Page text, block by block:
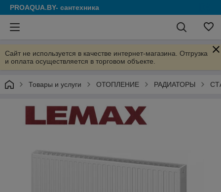
PROAQUA.BY- сантехника
Сайт не используется в качестве интернет-магазина. Отгрузка
и оплата осуществляется в торговом объекте.
Товары и услуги ОТОПЛЕНИЕ РАДИАТОРЫ